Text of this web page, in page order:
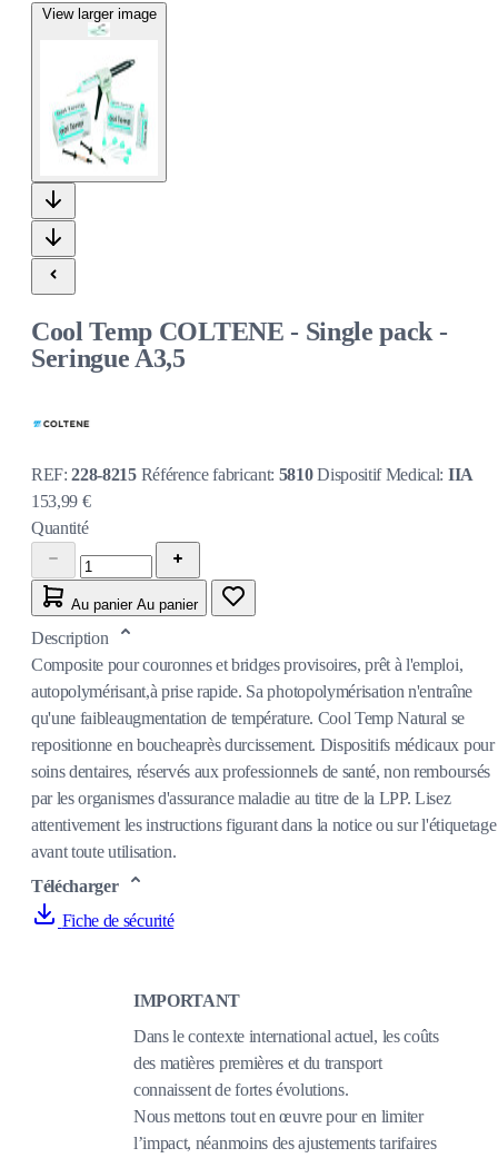
View larger image
Cool Temp COLTENE - Single pack -
Seringue A3,5
REF:228-8215 Référence fabricant: 5810Dispositif Medical: IIA
153,99 €
Quantité
Au panier Au panier
Description
Composite pour couronnes et bridges provisoires, prêt à l'emploi,
autopolymérisant,à prise rapide. Sa photopolymérisation n'entraîne
qu'une faibleaugmentation de température. Cool Temp Natural se
repositionne en boucheaprès durcissement. Dispositifs médicaux pour
soins dentaires, réservés aux professionnels de santé, non remboursés
par les organismes d'assurance maladie au titre de la LPP. Lisez
attentivement les instructions figurant dans la notice ou sur l'étiquetage
avant toute utilisation.
Télécharger
Fiche de sécurité
IMPORTANT
Dans le contexte international actuel, les coûts
des matières premières et du transport
connaissent de fortes évolutions.
Nous mettons tout en œuvre pour en limiter
l’impact, néanmoins des ajustements tarifaires